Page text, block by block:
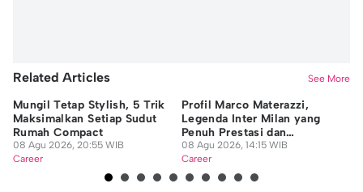
Related Articles See More
Mungil Tetap Stylish, 5 Trik
Maksimalkan Setiap Sudut
Rumah Compact
08 Agu 2026, 20:55 WIB
Career
Profil Marco Materazzi,
Legenda Inter Milan yang
Penuh Prestasi dan
Kontroversi
08 Agu 2026, 14:15 WIB
Career